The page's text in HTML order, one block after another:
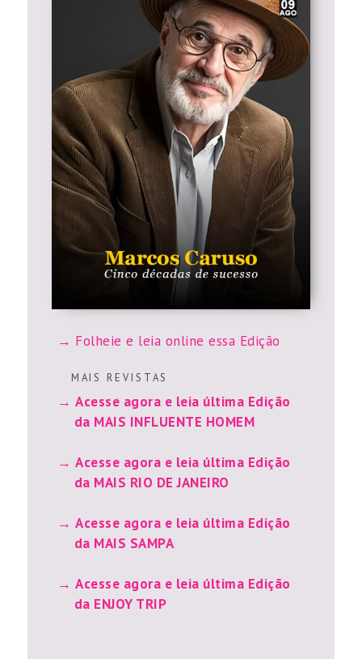
Folheie e leia online essa Edição
M A I S R E V I S T A S
Acesse agora e leia última Edição
da MAIS INFLUENTE HOMEM
Acesse agora e leia última Edição
da MAIS RIO DE JANEIRO
Acesse agora e leia última Edição
da MAIS SAMPA
Acesse agora e leia última Edição
da ENJOY TRIP